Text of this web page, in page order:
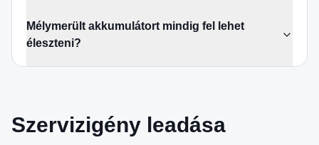
Mélymerült akkumulátort mindig fel lehet
éleszteni?
Szervizigény leadása